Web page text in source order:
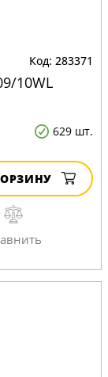
283371
10WL
629 шт.